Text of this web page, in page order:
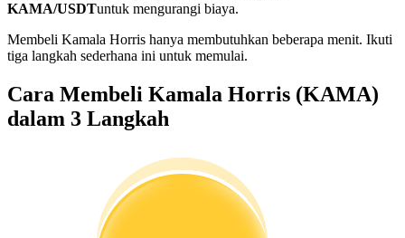
Informasi
Analisis data besar termasuk info perdagangan, dll.
KAMA/USDTuntuk mengurangi biaya.
Membeli Kamala Horris hanya membutuhkan beberapa menit. Ikuti
tiga langkah sederhana ini untuk memulai.
Cara Membeli Kamala Horris (KAMA)
dalam 3 Langkah